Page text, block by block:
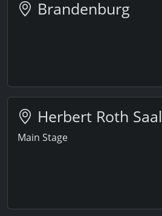
Brandenburg
Herbert Roth Saal
Main Stage